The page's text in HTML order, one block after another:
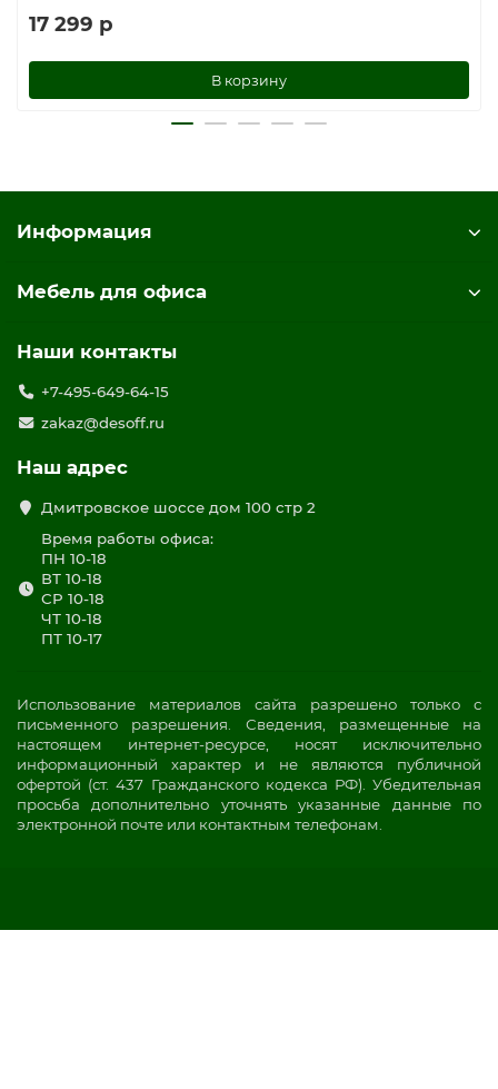
17 299 р
В корзину
Информация
Мебель для офиса
Наши контакты
+7-495-649-64-15
zakaz@desoff.ru
Наш адрес
Дмитровское шоссе дом 100 стр 2
Время работы офиса:
ПН 10-18
ВТ 10-18
СР 10-18
ЧТ 10-18
ПТ 10-17
Использование материалов сайта разрешено только с
письменного разрешения. Сведения, размещенные на
настоящем интернет-ресурсе, носят исключительно
информационный характер и не являются публичной
офертой (ст. 437 Гражданского кодекса РФ). Убедительная
просьба дополнительно уточнять указанные данные по
электронной почте или контактным телефонам.